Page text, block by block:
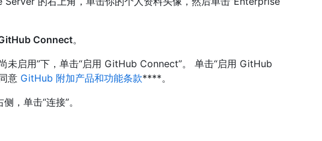
Connect。
未启用”下，单击“启用 GitHub Connect”。 单击“启用 GitHub
意 GitHub 附加产品和功能条款****。
，单击“连接”。